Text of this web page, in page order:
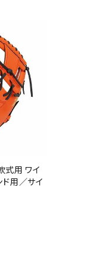
リー
VIEW
ZAMST
式用 ワイ
ド用／サイ